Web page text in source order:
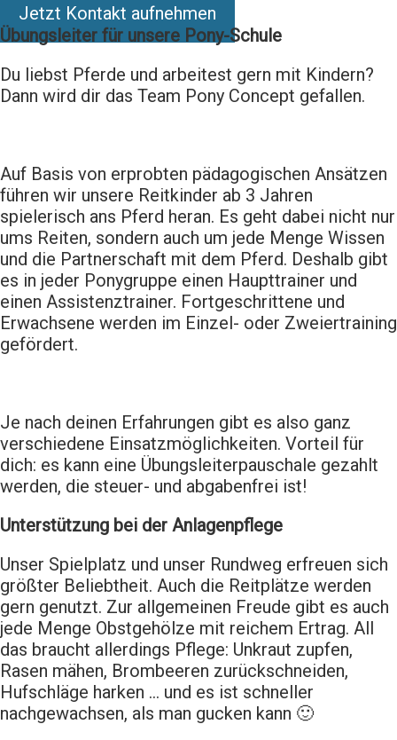
Jetzt Kontakt aufnehmen
Übungsleiter für unsere Pony-Schule
Du liebst Pferde und arbeitest gern mit Kindern?
Dann wird dir das Team Pony Concept gefallen.
Auf Basis von erprobten pädagogischen Ansätzen
führen wir unsere Reitkinder ab 3 Jahren
spielerisch ans Pferd heran. Es geht dabei nicht nur
ums Reiten, sondern auch um jede Menge Wissen
und die Partnerschaft mit dem Pferd. Deshalb gibt
es in jeder Ponygruppe einen Haupttrainer und
einen Assistenztrainer. Fortgeschrittene und
Erwachsene werden im Einzel- oder Zweiertraining
gefördert.
Je nach deinen Erfahrungen gibt es also ganz
verschiedene Einsatzmöglichkeiten. Vorteil für
dich: es kann eine Übungsleiterpauschale gezahlt
werden, die steuer- und abgabenfrei ist!
Unterstützung bei der Anlagenpflege
Unser Spielplatz und unser Rundweg erfreuen sich
größter Beliebtheit. Auch die Reitplätze werden
gern genutzt. Zur allgemeinen Freude gibt es auch
jede Menge Obstgehölze mit reichem Ertrag. All
das braucht allerdings Pflege: Unkraut zupfen,
Rasen mähen, Brombeeren zurückschneiden,
Hufschläge harken … und es ist schneller
nachgewachsen, als man gucken kann 🙂